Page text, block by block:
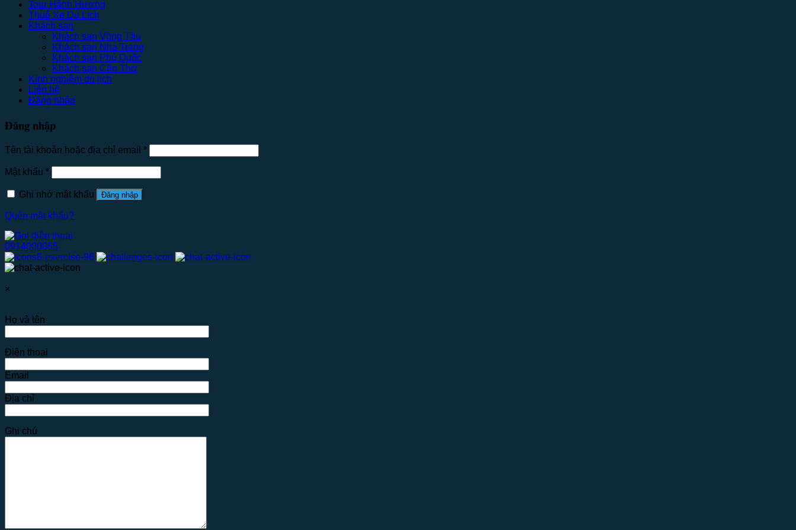
Tour Hành Hương
Thuê Xe Du Lịch
Khách sạn
Khách sạn Vũng Tàu
Khách sạn Nha Trang
Khách sạn Phú Quốc
Khách sạn Cần Thơ
Kinh nghiệm du lịch
Liên hệ
Đăng nhập
Đăng nhập
Tên tài khoản hoặc địa chỉ email *
Mật khẩu *
Ghi nhớ mật khẩu Đăng nhập
Quên mật khẩu?
0914000065
×
Họ và tên
Điện thoại
Email
Địa chỉ
Ghi chú